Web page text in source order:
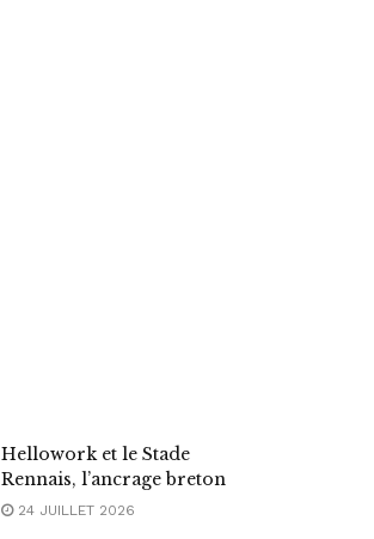
Hellowork et le Stade
Rennais, l’ancrage breton
24 JUILLET 2026